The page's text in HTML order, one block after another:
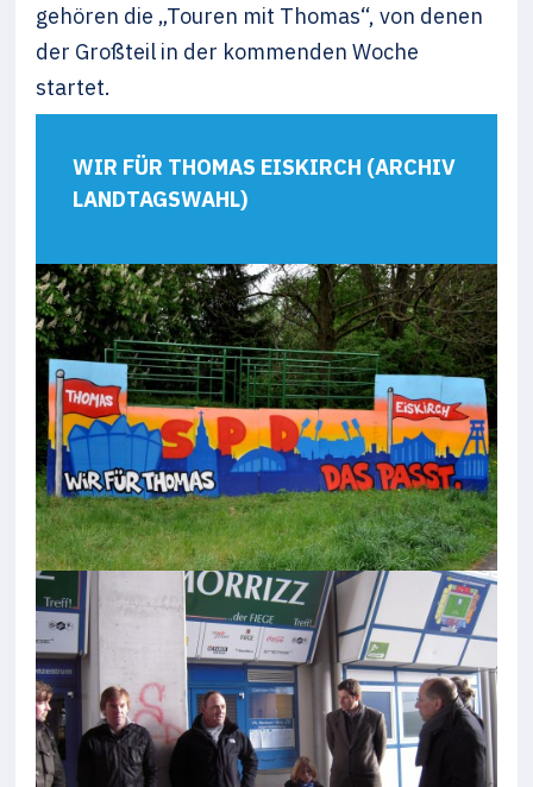
gehören die „Touren mit Thomas“, von denen
der Großteil in der kommenden Woche
startet.
WIR FÜR THOMAS EISKIRCH (ARCHIV
LANDTAGSWAHL)